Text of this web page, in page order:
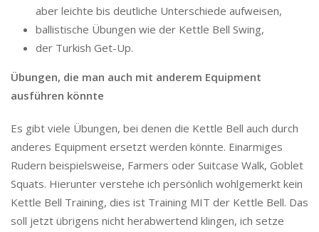
aber leichte bis deutliche Unterschiede aufweisen,
ballistische Übungen wie der Kettle Bell Swing,
der Turkish Get-Up.
Übungen, die man auch mit anderem Equipment
ausführen könnte
Es gibt viele Übungen, bei denen die Kettle Bell auch durch
anderes Equipment ersetzt werden könnte. Einarmiges
Rudern beispielsweise, Farmers oder Suitcase Walk, Goblet
Squats. Hierunter verstehe ich persönlich wohlgemerkt kein
Kettle Bell Training, dies ist Training MIT der Kettle Bell. Das
soll jetzt übrigens nicht herabwertend klingen, ich setze